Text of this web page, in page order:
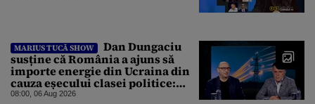
MARIUS TUCĂ SHOW
Dan Dungaciu
susține că România a ajuns să
importe energie din Ucraina din
cauza eșecului clasei politice:
Este bilanțul politic al ultimilor
08:00, 06 Aug 2026